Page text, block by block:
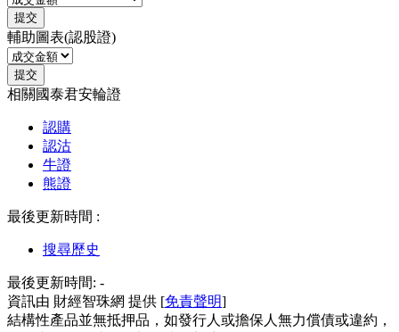
提交
輔助圖表(認股證)
提交
相關國泰君安輪證
認購
認沽
牛證
熊證
最後更新時間 :
搜尋歷史
最後更新時間: -
資訊由 財經智珠網 提供 [免責聲明]
結構性產品並無抵押品，如發行人或擔保人無力償債或違約，